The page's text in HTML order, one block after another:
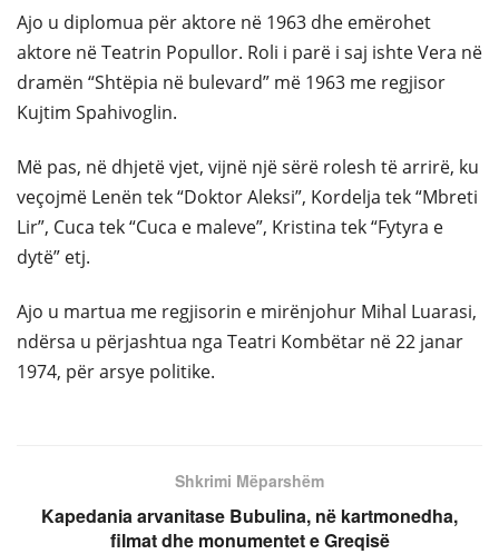
Ajo u diplomua për aktore në 1963 dhe emërohet
aktore në Teatrin Popullor. Roli i parë i saj ishte Vera në
dramën “Shtëpia në bulevard” më 1963 me regjisor
Kujtim Spahivoglin.
Më pas, në dhjetë vjet, vijnë një sërë rolesh të arrirë, ku
veçojmë Lenën tek “Doktor Aleksi”, Kordelja tek “Mbreti
Lir”, Cuca tek “Cuca e maleve”, Kristina tek “Fytyra e
dytë” etj.
Ajo u martua me regjisorin e mirënjohur Mihal Luarasi,
ndërsa u përjashtua nga Teatri Kombëtar në 22 janar
1974, për arsye politike.
Shkrimi Mëparshëm
Kapedania arvanitase Bubulina, në kartmonedha,
filmat dhe monumentet e Greqisë